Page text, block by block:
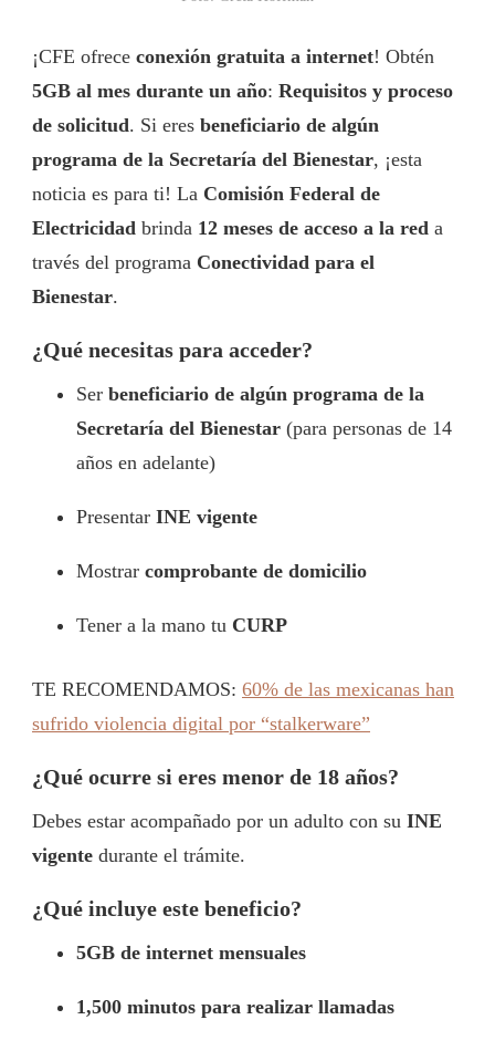
¡CFE ofrece conexión gratuita a internet! Obtén
5GB al mes durante un año: Requisitos y proceso
de solicitud. Si eres beneficiario de algún
programa de la Secretaría del Bienestar, ¡esta
noticia es para ti! La Comisión Federal de
Electricidad brinda 12 meses de acceso a la red a
través del programa Conectividad para el
Bienestar.
¿Qué necesitas para acceder?
Ser beneficiario de algún programa de la
Secretaría del Bienestar (para personas de 14
años en adelante)
Presentar INE vigente
Mostrar comprobante de domicilio
Tener a la mano tu CURP
TE RECOMENDAMOS: 60% de las mexicanas han
sufrido violencia digital por “stalkerware”
¿Qué ocurre si eres menor de 18 años?
Debes estar acompañado por un adulto con su INE
vigente durante el trámite.
¿Qué incluye este beneficio?
5GB de internet mensuales
1,500 minutos para realizar llamadas